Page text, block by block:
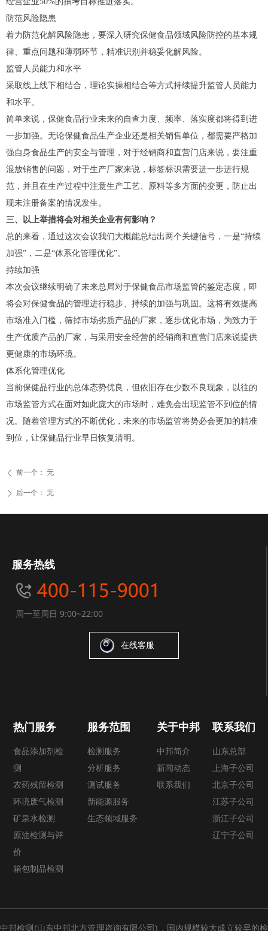
防范风险隐患
着力防范化解风险隐患，要深入研究保健食品领域风险防控的基本规
律、重点问题和薄弱环节，精准识别并稳妥化解风险。
监管人员能力和水平
采取线上线下相结合，理论实操相结合等方式持续提升监管人员能力
和水平。
简单来说，保健食品行业未来的自查力度、频率、落实度都将得到进
一步加强。无论保健食品生产企业还是相关销售单位，都需要严格加
强自身食品生产的安全与管理，对于经销商和直营门店来说，要注重
混放销售的问题，对于生产厂家来说，标签标识需要进一步进行规
范，并且在生产过程中注意生产工艺、原料等多方面的变更，防止出
现未注册备案的情况发生。
三、以上举措将会对相关企业有何影响？
总的来看，通过这次会议我们大概能总结出两个关键信号，一是“持续
加强”，二是“体系化管理优化”。
持续加强
本次会议继续明确了未来总局对于保健食品市场监管的鉴定态度，即
将会对保健食品的管理进行稳步、持续的加强与巩固。这将有效提高
市场准入门槛，筛掉市场劣质产品的厂家，逐步优化市场，为致力于
生产优质产品的厂家，与采用安全经营的经销商和直营门店来说提供
更健康的市场环境。
体系化管理优化
当前保健品行业的总体态势优良，但依旧存在少数不良现象，以往的
市场监管方式在面对如此庞大的市场时，难免会出现监管不到位的情
况。随着管理方式的不断优化，未来的市场监管将势必会更加的精准
到位，让保健品行业早日恢复清明。
ꄴ 前一个： 无
ꄲ 后一个： 无
热门服务
食品添加剂检
测
农药残留检测
环境废气检测
矿泉水检测
原油检测与评
价
箱包制品检测
服务范围
检测服务
分析服务
测试服务
新能源服务
生态领域服务
关于中邦
中邦简介
新闻动态
联系我们
联系我们
山东总部
上海子公司
北京子公司
江苏子公司
浙江子公司
辽宁子公司
服务热线
周一至周日 9:00~22:00
在线客服
中邦检测(山东中邦北方管理咨询有限公司)，国内规模较大成立较早的检